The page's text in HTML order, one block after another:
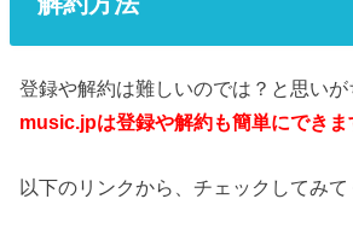
登録や解約は難しいのでは？と思いが
music.jpは登録や解約も簡単にできま
以下のリンクから、チェックしてみて